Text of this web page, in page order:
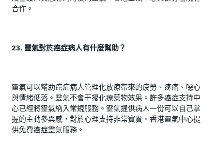
合作。
23. 靈氣對於癌症病人有什麼幫助？
靈氣可以幫助癌症病人管理化放療帶來的疲勞、疼痛、噁心
與情緒低落。靈氣不會干擾化療藥物效果。許多癌症支持中
心已經將靈氣納入常規服務。靈氣提供病人一份可以自己掌
握的主動參與感，對於心理支持非常寶貴。香港靈氣中心提
供免費癌症靈氣服務。